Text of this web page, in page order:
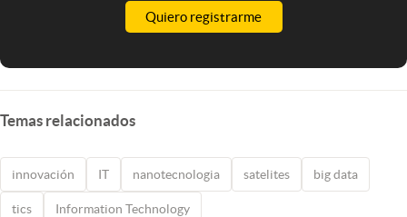
Quiero registrarme
Temas relacionados
innovación IT nanotecnologia satelites big data
tics Information Technology